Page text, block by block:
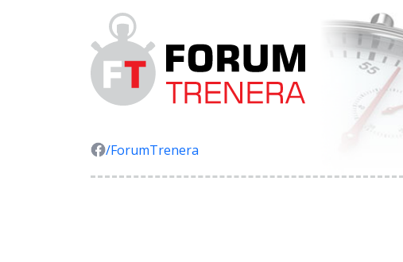
/ForumTrenera